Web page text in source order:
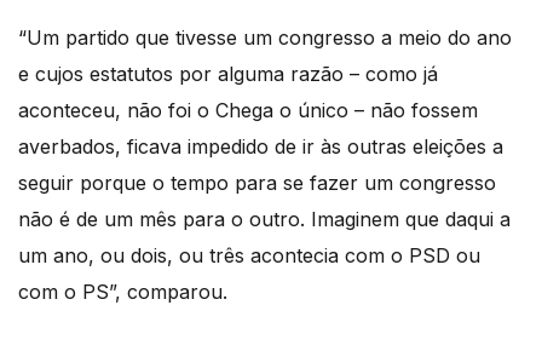
“Um partido que tivesse um congresso a meio do ano
e cujos estatutos por alguma razão – como já
aconteceu, não foi o Chega o único – não fossem
averbados, ficava impedido de ir às outras eleições a
seguir porque o tempo para se fazer um congresso
não é de um mês para o outro. Imaginem que daqui a
um ano, ou dois, ou três acontecia com o PSD ou
com o PS”, comparou.